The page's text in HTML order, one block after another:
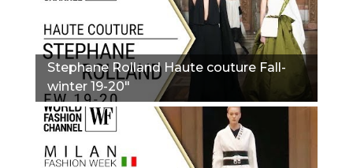
Stephane Rolland Haute couture Fall-
winter 19-20"